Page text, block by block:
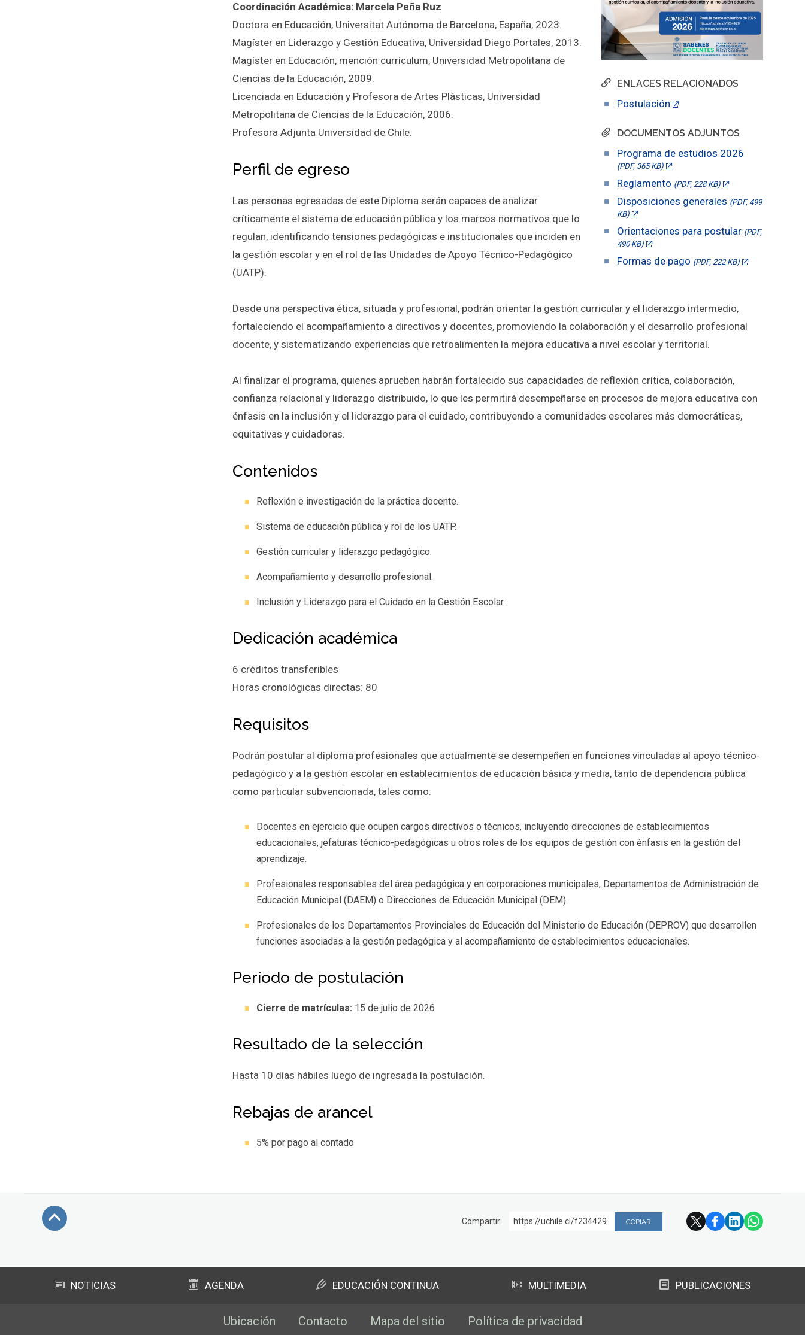
ENLACES RELACIONADOS
Postulación
DOCUMENTOS ADJUNTOS
Programa de estudios 2026
(PDF, 365 KB)
Reglamento (PDF, 228 KB)
Disposiciones generales (PDF, 499
KB)
Orientaciones para postular (PDF,
490 KB)
Formas de pago (PDF, 222 KB)
Coordinación Académica: Marcela Peña Ruz
Doctora en Educación, Universitat Autónoma de Barcelona, España, 2023.
Magíster en Liderazgo y Gestión Educativa, Universidad Diego Portales, 2013.
Magíster en Educación, mención currículum, Universidad Metropolitana de
Ciencias de la Educación, 2009.
Licenciada en Educación y Profesora de Artes Plásticas, Universidad
Metropolitana de Ciencias de la Educación, 2006.
Profesora Adjunta Universidad de Chile.
Perfil de egreso
Las personas egresadas de este Diploma serán capaces de analizar
críticamente el sistema de educación pública y los marcos normativos que lo
regulan, identificando tensiones pedagógicas e institucionales que inciden en
la gestión escolar y en el rol de las Unidades de Apoyo Técnico-Pedagógico
(UATP).
Desde una perspectiva ética, situada y profesional, podrán orientar la gestión curricular y el liderazgo intermedio,
fortaleciendo el acompañamiento a directivos y docentes, promoviendo la colaboración y el desarrollo profesional
docente, y sistematizando experiencias que retroalimenten la mejora educativa a nivel escolar y territorial.
Al finalizar el programa, quienes aprueben habrán fortalecido sus capacidades de reflexión crítica, colaboración,
confianza relacional y liderazgo distribuido, lo que les permitirá desempeñarse en procesos de mejora educativa con
énfasis en la inclusión y el liderazgo para el cuidado, contribuyendo a comunidades escolares más democráticas,
equitativas y cuidadoras.
Contenidos
Reflexión e investigación de la práctica docente.
Sistema de educación pública y rol de los UATP.
Gestión curricular y liderazgo pedagógico.
Acompañamiento y desarrollo profesional.
Inclusión y Liderazgo para el Cuidado en la Gestión Escolar.
Dedicación académica
6 créditos transferibles
Horas cronológicas directas: 80
Requisitos
Podrán postular al diploma profesionales que actualmente se desempeñen en funciones vinculadas al apoyo técnico-
pedagógico y a la gestión escolar en establecimientos de educación básica y media, tanto de dependencia pública
como particular subvencionada, tales como:
Docentes en ejercicio que ocupen cargos directivos o técnicos, incluyendo direcciones de establecimientos
educacionales, jefaturas técnico-pedagógicas u otros roles de los equipos de gestión con énfasis en la gestión del
aprendizaje.
Profesionales responsables del área pedagógica y en corporaciones municipales, Departamentos de Administración de
Educación Municipal (DAEM) o Direcciones de Educación Municipal (DEM).
Profesionales de los Departamentos Provinciales de Educación del Ministerio de Educación (DEPROV) que desarrollen
funciones asociadas a la gestión pedagógica y al acompañamiento de establecimientos educacionales.
Período de postulación
Cierre de matrículas: 15 de julio de 2026
Resultado de la selección
Hasta 10 días hábiles luego de ingresada la postulación.
Rebajas de arancel
5% por pago al contado
Compartir: https://uchile.cl/f234429 COPIAR
NOTICIAS AGENDA EDUCACIÓN CONTINUA MULTIMEDIA PUBLICACIONES
Ubicación Contacto Mapa del sitio Política de privacidad